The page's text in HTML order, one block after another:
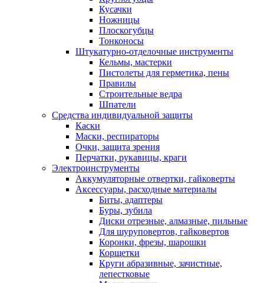
Кусачки
Ножницы
Плоскогубцы
Тонконосы
Штукатурно-отделочные инструменты
Кельмы, мастерки
Пистолеты для герметика, пены
Правилы
Строительные ведра
Шпатели
Средства индивидуальной защиты
Каски
Маски, респираторы
Очки, защита зрения
Перчатки, рукавицы, краги
Электроинструменты
Аккумуляторные отвертки, гайковерты
Аксессуары, расходные материалы
Биты, адаптеры
Буры, зубила
Диски отрезные, алмазные, пильные
Для шуруповертов, гайковертов
Коронки, фрезы, шарошки
Корщетки
Круги абразивные, зачистные,
лепестковые